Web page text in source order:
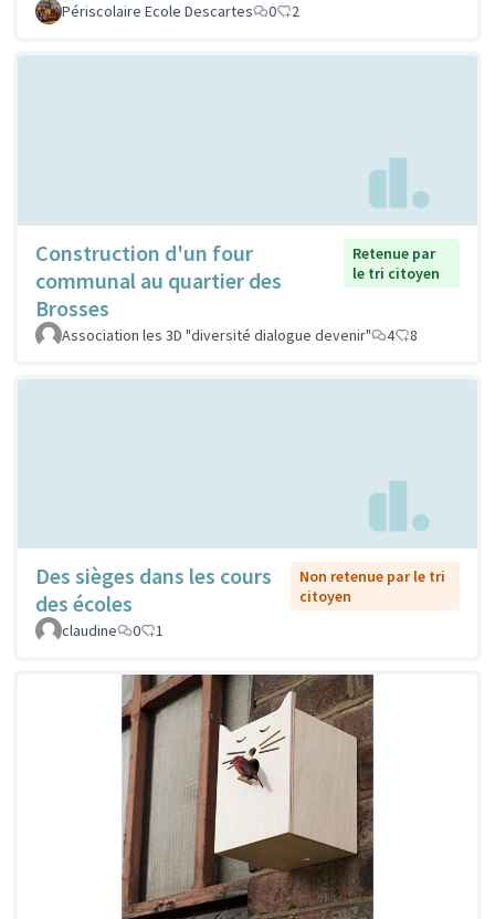
Périscolaire Ecole Descartes
0 2
Construction d'un four
communal au quartier des
Brosses
Retenue par
le tri citoyen
Association les 3D "diversité dialogue devenir" 4 8
Des sièges dans les cours
des écoles
Non retenue par le tri
citoyen
claudine
0 1